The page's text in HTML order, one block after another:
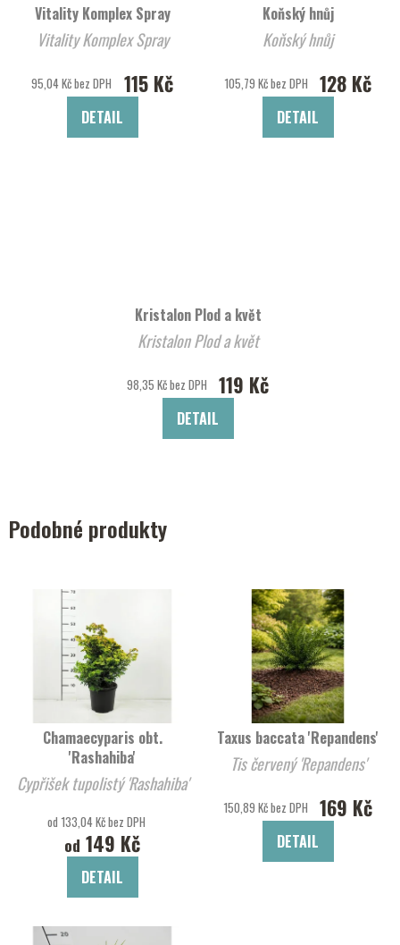
Vitality Komplex Spray
Vitality Komplex Spray
95,04 Kč bez DPH 115 Kč
DETAIL
Koňský hnůj
Koňský hnůj
105,79 Kč bez DPH 128 Kč
DETAIL
Kristalon Plod a květ
Kristalon Plod a květ
98,35 Kč bez DPH 119 Kč
DETAIL
Podobné produkty
Chamaecyparis obt.
'Rashahiba'
Cypřišek tupolistý 'Rashahiba'
od 133,04 Kč bez DPH
od 149 Kč
DETAIL
Taxus baccata 'Repandens'
Tis červený 'Repandens'
150,89 Kč bez DPH 169 Kč
DETAIL